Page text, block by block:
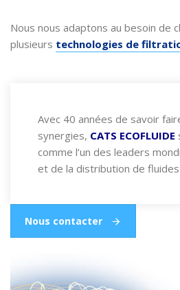
Nous nous adaptons au besoin de
plusieurs technologies de
Avec 40 années de savoir
synergies, CATS ECOFLUIDE
comme l’un des leaders
et de la distribution de
Nous contacter